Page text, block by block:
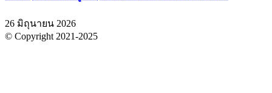
26 มิถุนายน 2026
© Copyright 2021-2025